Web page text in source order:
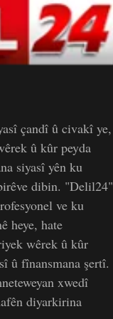
çandî û civakî ye,
û kûr peyda
siyasî yên ku
dibin. "Delil24"
ve ku
heye, hate
wêrek û kûr
û fînansmana şertî.
xwedî
diyarkirina